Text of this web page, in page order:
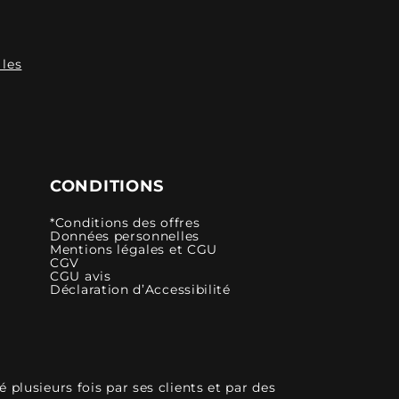
CONDITIONS
*Conditions des offres
Données personnelles
Mentions légales et CGU
CGV
CGU avis
Déclaration d’Accessibilité
plusieurs fois par ses clients et par des